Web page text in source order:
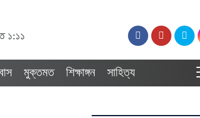
১:১১
মুক্তমত শিক্ষাঙ্গন সাহিত্য